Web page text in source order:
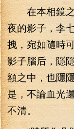
在本相鏡之
夜的影子，李
拽，宛如隨時
影子腦后，隱
額之中，也隱
是，不論血光
不清。